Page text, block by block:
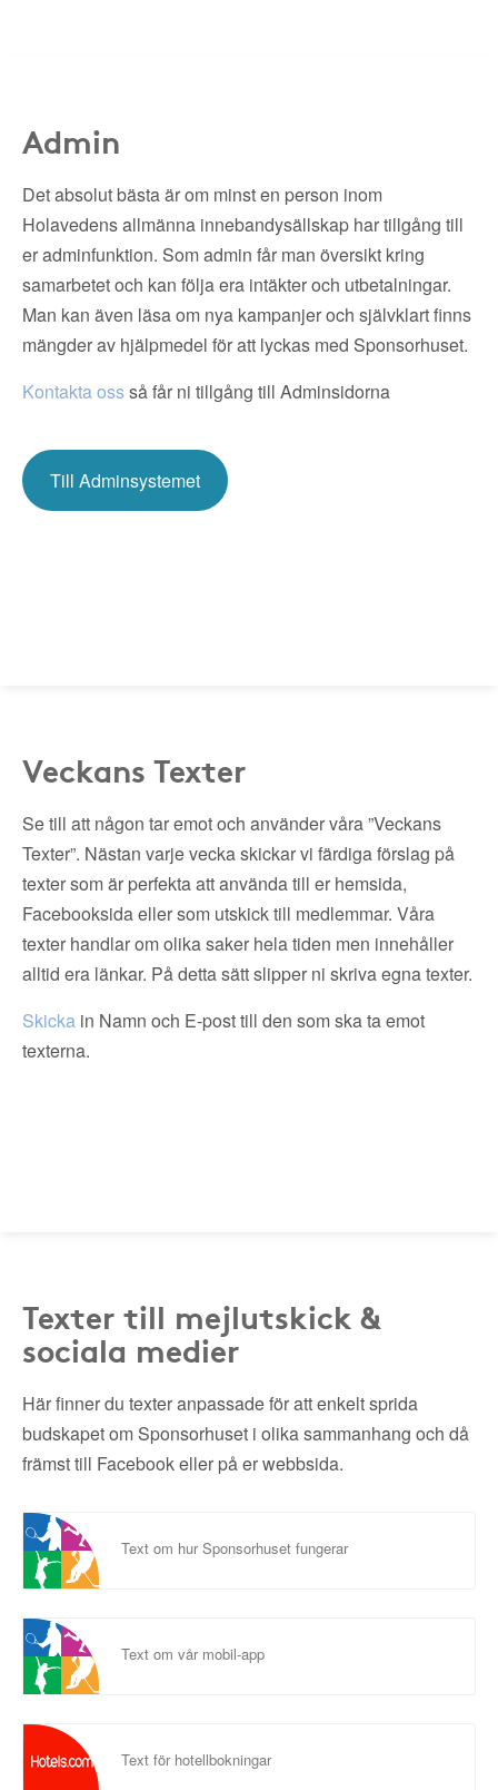
Admin
Det absolut bästa är om minst en person inom
Holavedens allmänna innebandysällskap har tillgång till
er adminfunktion. Som admin får man översikt kring
samarbetet och kan följa era intäkter och utbetalningar.
Man kan även läsa om nya kampanjer och självklart finns
mängder av hjälpmedel för att lyckas med Sponsorhuset.
Kontakta ossså får ni tillgång till Adminsidorna
Till Adminsystemet
Veckans Texter
Se till att någon tar emot och använder våra ”Veckans
Texter”. Nästan varje vecka skickar vi färdiga förslag på
texter som är perfekta att använda till er hemsida,
Facebooksida eller som utskick till medlemmar. Våra
texter handlar om olika saker hela tiden men innehåller
alltid era länkar. På detta sätt slipper ni skriva egna texter.
Skicka in Namn och E-post till den som ska ta emot
texterna.
Texter till mejlutskick &
sociala medier
Här finner du texter anpassade för att enkelt sprida
budskapet om Sponsorhuset i olika sammanhang och då
främst till Facebook eller på er webbsida.
Text om hur Sponsorhuset fungerar
Text om vår mobil-app
Text för hotellbokningar